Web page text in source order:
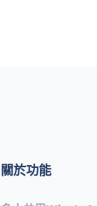
關於功能